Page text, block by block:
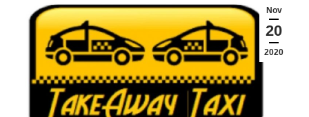
Nov
20
2020